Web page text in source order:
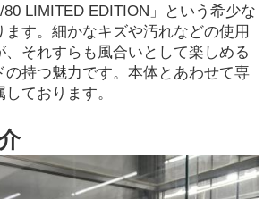
LIMITED EDITION」という希少な
す。細かなキズや汚れなどの使用
、それすらも風合いとして楽しめる
の持つ魅力です。本体とあわせて専
ております。